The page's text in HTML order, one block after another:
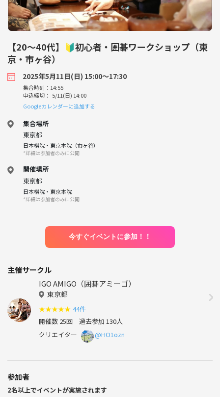
【20〜40代】🔰初心者・囲碁ワークショップ（東
京・市ヶ谷）
2025年5月11日(日) 15:00〜17:30
集合時刻：14:55
申込締切： 5/11(日) 14:00
Googleカレンダーに追加する
集合場所
東京都
日本棋院・東京本院（市ヶ谷）
*詳細は参加者のみに公開
開催場所
東京都
日本棋院・東京本院
*詳細は参加者のみに公開
今すぐイベントに参加！！
主催サークル
IGO AMIGO（囲碁アミーゴ）
東京都
★★★★★ 44件
開催数 25回 過去参加 130人
クリエイター
@HO1ozn
参加者
2名以上でイベントが実施されます